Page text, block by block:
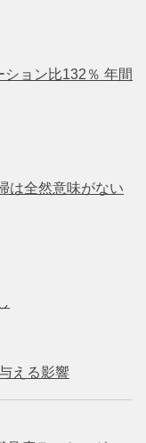
ョン比132％ 年間
は全然意味がない
える影響